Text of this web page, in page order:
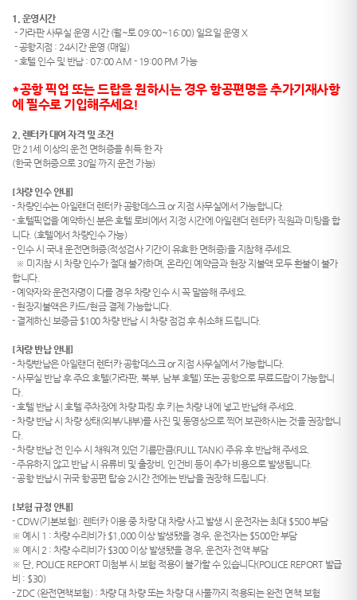
1. 운영시간
- 가라판 사무실 운영 시간 (월~토 09:00~16:00) 일요일 운영 X
- 공항지점 : 24시간 운영 (매일)
- 호텔 인수 및 반납 : 07:00 AM - 19:00 PM 가능
*공항 픽업 또는 드랍을 원하시는 경우 항공편명을 추가기재사항
에 필수로 기입해주세요!
2. 렌터카 대여 자격 및 조건
만 21세 이상의 운전 면허증을 취득 한 자
(한국 면허증으로 30일 까지 운전 가능)
[차량 인수 안내]
- 차량인수는 아일랜더 렌터카 공항데스크 or 지점 사무실에서 가능합니다.
- 호텔픽업을 예약하신 분은 호텔 로비에서 지정 시간에 아일랜더 렌터카 직원과 미팅을 합
니다. (호텔에서 차량인수 가능)
- 인수 시 국내 운전면허증(적성검사 기간이 유효한 면허증)을 지참해 주세요.
※ 미지참 시 차량 인수가 절대 불가하며, 온라인 예약금과 현장 지불액 모두 환불이 불가
합니다.
- 예약자와 운전자명이 다를 경우 차량 인수 시 꼭 말씀해 주세요.
- 현장지불액은 카드/현금 결제 가능합니다.
- 결제하신 보증금 $100 차량 반납 시 차량 점검 후 취소해 드립니다.
[차량 반납 안내]
- 차량반납은 아일랜더 렌터카 공항데스크 or 지점 사무실에서 가능합니다.
- 사무실 반납 후 주요 호텔(가라판, 북부, 남부 호텔) 또는 공항으로 무료드랍이 가능합니
다.
- 호텔 반납 시 호텔 주차장에 차량 파킹 후 키는 차량 내에 넣고 반납해 주세요.
- 차량 반납 시 차량 상태(외부/내부)를 사진 및 동영상으로 찍어 보관하시는 것을 권장합니
다.
- 차량 반납 전 인수 시 채워져 있던 기름만큼(FULL TANK) 주유 후 반납해 주세요.
- 주유하지 않고 반납 시 유류비 및 출장비, 인건비 등이 추가 비용으로 발생됩니다.
- 공항 반납시 귀국 항공편 탑승 2시간 전에는 반납을 권장해 드립니다.
[보험 규정 안내]
- CDW(기본보험): 렌터카 이용 중 차량 대 차량 사고 발생 시 운전자는 최대 $500 부담
※ 예시 1 : 차량 수리비가 $1,000 이상 발생됐을 경우, 운전자는 $500만 부담
※ 예시 2 : 차량 수리비가 $300 이상 발생됐을 경우, 운전자 전액 부담
※ 단, POLICE REPORT 미첨부 시 보험 적용이 불가할 수 있습니다(POLICE REPORT 발급
비 : $30)
- ZDC (완전면책보험) : 차량 대 차량 또는 차량 대 사물까지 적용되는 완전 면책 보험